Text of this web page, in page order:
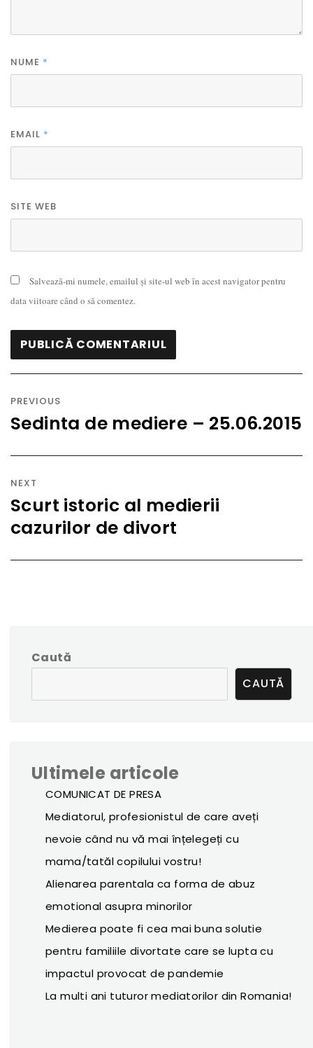
NUME *
EMAIL *
SITE WEB
Salvează-mi numele, emailul și site-ul web în acest navigator pentru
data viitoare când o să comentez.
în
articole
PREVIOUS
Previous
Sedinta de mediere – 25.06.2015
NEXT
Next
post:
Scurt istoric al medierii
cazurilor de divort
Caută
CAUTĂ
Ultimele articole
COMUNICAT DE PRESA
Mediatorul, profesionistul de care aveți
nevoie când nu vă mai înțelegeți cu
mama/tatăl copilului vostru!
Alienarea parentala ca forma de abuz
emotional asupra minorilor
Medierea poate fi cea mai buna solutie
pentru familiile divortate care se lupta cu
impactul provocat de pandemie
La multi ani tuturor mediatorilor din Romania!